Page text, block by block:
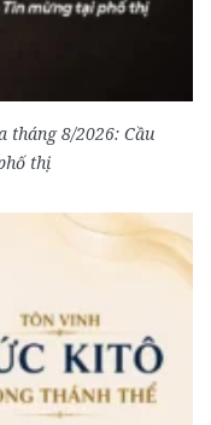
tháng 8/2026: Cầu
thị